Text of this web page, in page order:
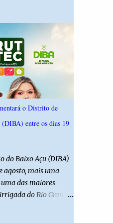
aos familiares e
43,8% não
pesquisa IPSsensus
todas as regiões do
os dias 18 e 22 de
possui
pontos percentuais e
Registro no TSE:
o Distrito de
entre os dias 19
do Baixo Açu (DIBA)
agosto, mais uma
das maiores
do Rio Grande